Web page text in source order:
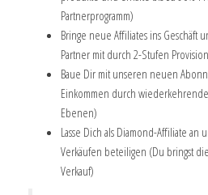
Partnerprogramm)
Bringe neue Affiliates ins Geschäft
Partner mit durch 2-Stufen
Baue Dir mit unseren neuen
Einkommen durch
Ebenen)
Lasse Dich als Diamond-Affiliate
Verkäufen beteiligen (Du bringst
Verkauf)